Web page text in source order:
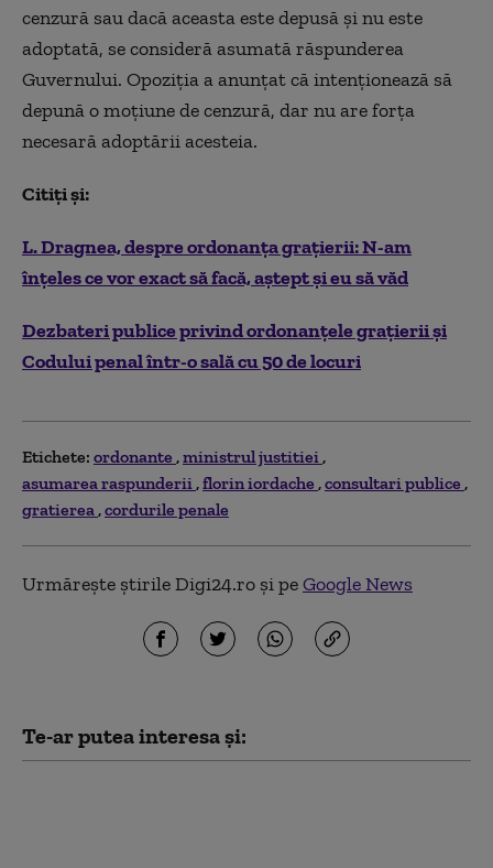
cenzură sau dacă aceasta este depusă şi nu este
adoptată, se consideră asumată răspunderea
Guvernului. Opoziţia a anunţat că intenţionează să
depună o moţiune de cenzură, dar nu are forţa
necesară adoptării acesteia.
Citiţi şi:
L. Dragnea, despre ordonanţa graţierii: N-am
înţeles ce vor exact să facă, aştept şi eu să văd
Dezbateri publice privind ordonanțele grațierii și
Codului penal într-o sală cu 50 de locuri
Etichete: ordonante ministrul justitiei
asumarea raspunderii florin iordache consultari publice
gratierea cordurile penale
Urmărește știrile Digi24.ro și peGoogle News
Te-ar putea interesa și: